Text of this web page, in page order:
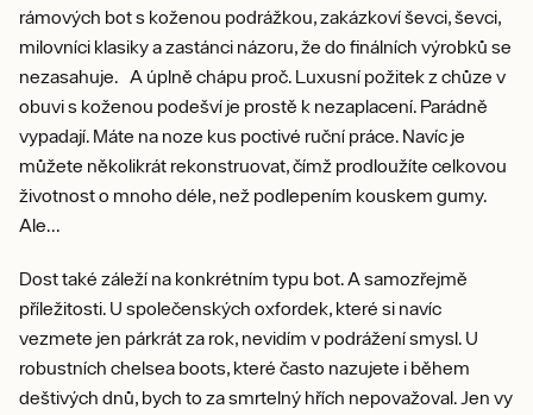
rámových bot s koženou podrážkou, zakázkoví ševci, ševci,
milovníci klasiky a zastánci názoru, že do finálních výrobků se
nezasahuje. A úplně chápu proč. Luxusní požitek z chůze v
obuvi s koženou podešví je prostě k nezaplacení. Parádně
vypadají. Máte na noze kus poctivé ruční práce. Navíc je
můžete několikrát rekonstruovat, čímž prodloužíte celkovou
životnost o mnoho déle, než podlepením kouskem gumy.
Ale...
Dost také záleží na konkrétním typu bot. A samozřejmě
příležitosti. U společenských oxfordek, které si navíc
vezmete jen párkrát za rok, nevidím v podrážení smysl. U
robustních chelsea boots, které často nazujete i během
deštivých dnů, bych to za smrtelný hřích nepovažoval. Jen vy